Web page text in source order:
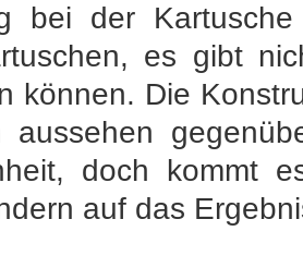
bei der
es gibt
können. Die
aussehen
doch kommt
auf das